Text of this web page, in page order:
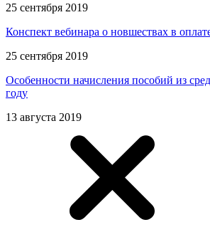
25 сентября 2019
Конспект вебинара о новшествах в
25 сентября 2019
Особенности начисления пособий из
году
13 августа 2019